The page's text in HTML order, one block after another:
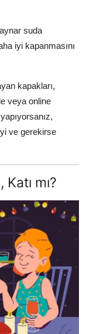
suda
iyi kapanmasını
kapakları,
veya online
ve gerekirse
Katı mı?